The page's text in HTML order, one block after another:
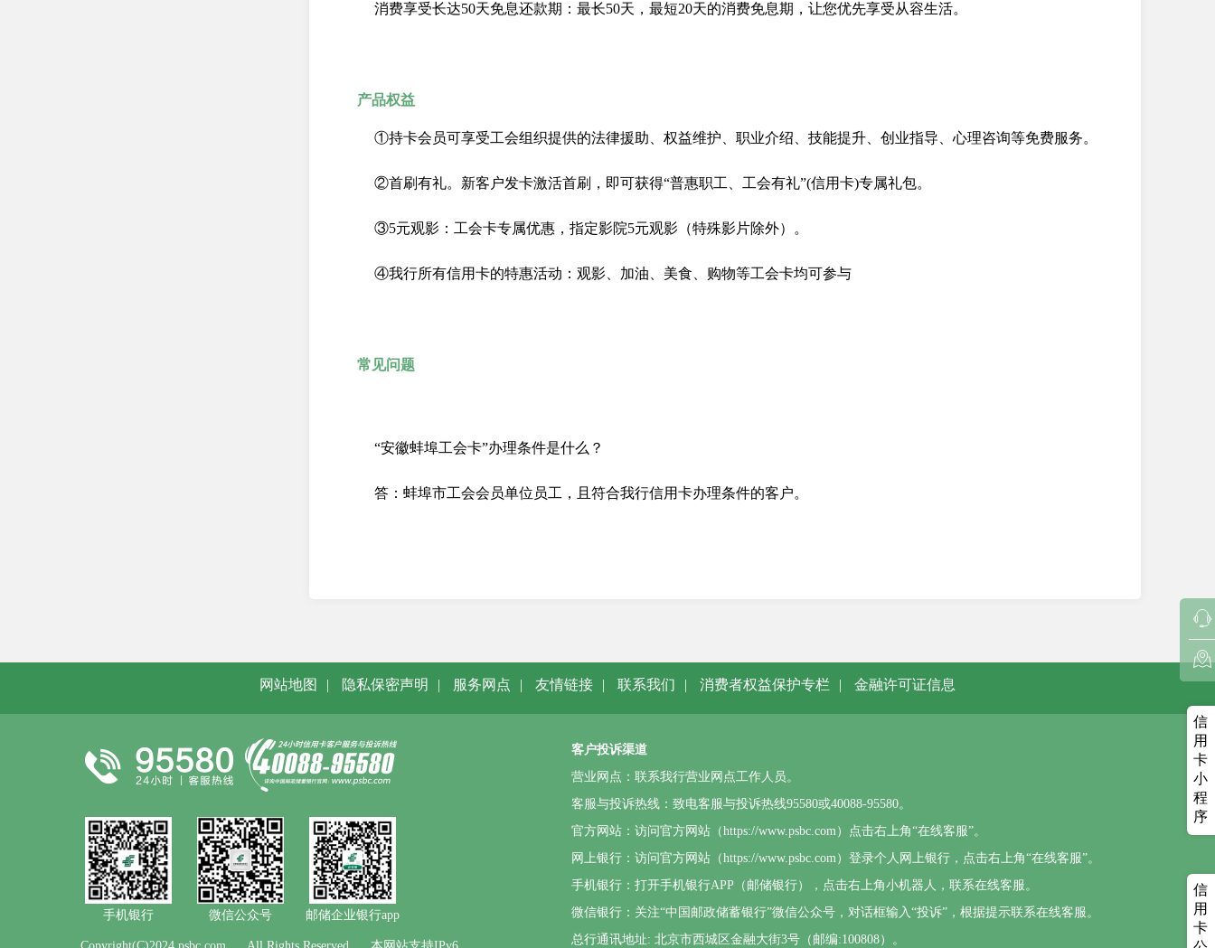
消费享受长达50天免息还款期：最长50天，最短20天的消费免息期，让您优先享受从容生活。
产品权益
①持卡会员可享受工会组织提供的法律援助、权益维护、职业介绍、技能提升、创业指导、心理咨询等免费服务。
②首刷有礼。新客户发卡激活首刷，即可获得“普惠职工、工会有礼”(信用卡)专属礼包。
③5元观影：工会卡专属优惠，指定影院5元观影（特殊影片除外）。
④我行所有信用卡的特惠活动：观影、加油、美食、购物等工会卡均可参与
常见问题
“安徽蚌埠工会卡”办理条件是什么？
答：蚌埠市工会会员单位员工，且符合我行信用卡办理条件的客户。
网站地图 | 隐私保密声明 | 服务网点 | 友情链接 | 联系我们 | 消费者权益保护专栏 | 金融许可证信息
手机银行 微信公众号 邮储企业银行app
客户投诉渠道
营业网点：联系我行营业网点工作人员。
客服与投诉热线：致电客服与投诉热线95580或40088-95580。
官方网站：访问官方网站（https://www.psbc.com）点击右上角“在线客服”。
网上银行：访问官方网站（https://www.psbc.com）登录个人网上银行，点击右上角“在线客服”。
手机银行：打开手机银行APP（邮储银行），点击右上角小机器人，联系在线客服。
微信银行：关注“中国邮政储蓄银行”微信公众号，对话框输入“投诉”，根据提示联系在线客服。
总行通讯地址: 北京市西城区金融大街3号（邮编:100808）。
信
用
卡
小
程
序
信
用
卡